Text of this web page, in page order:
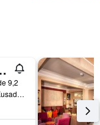
9,2
Yildirim Cad No:55, Kusadasi, Tyrkiet